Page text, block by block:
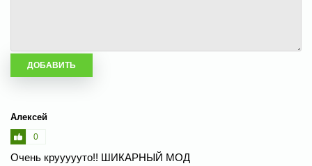
Алексей
0
Очень круууууто!! ШИКАРНЫЙ МОД